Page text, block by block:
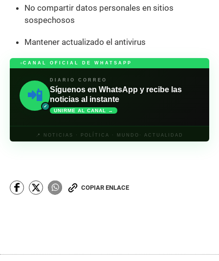
No compartir datos personales en sitios
sospechosos
Mantener actualizado el antivirus
CANAL OFICIAL DE WHATSAPP
📲
✓
DIARIO CORREO
Síguenos en WhatsApp y recibe las
noticias al instante
UNIRME AL CANAL →
📍 NOTICIAS · POLÍTICA · MUNDO· ACTUALIDAD
COPIAR ENLACE